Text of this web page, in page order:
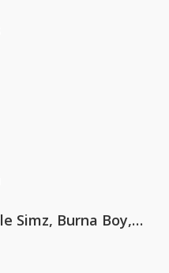
Coldplay ft. Little Simz, Burna Boy, Elyanna & Tini